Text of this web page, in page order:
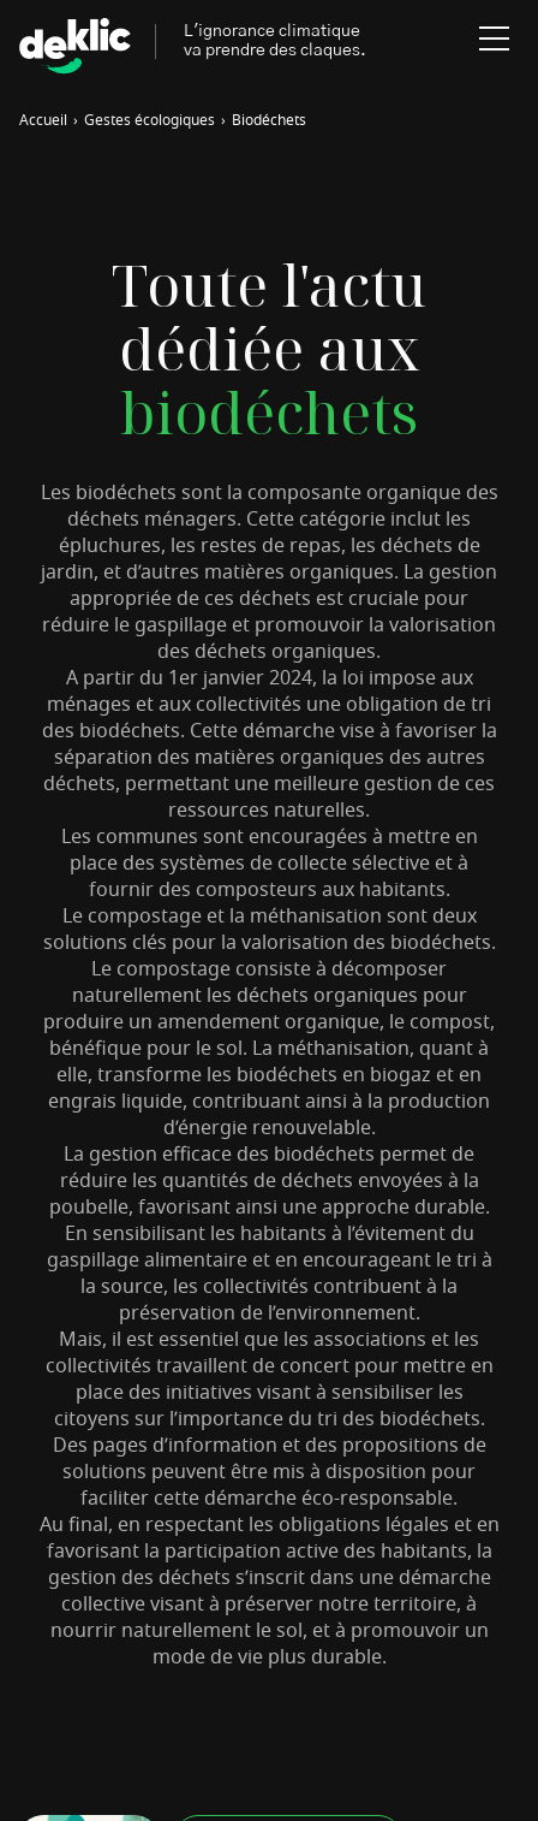
Accueil › Gestes écologiques › Biodéchets
Toute l'actu
dédiée aux
biodéchets
Les biodéchets sont la composante organique des
déchets ménagers. Cette catégorie inclut les
épluchures, les restes de repas, les déchets de
jardin, et d’autres matières organiques. La gestion
appropriée de ces déchets est cruciale pour
réduire le gaspillage et promouvoir la valorisation
des déchets organiques.
A partir du 1er janvier 2024, la loi impose aux
ménages et aux collectivités une obligation de tri
des biodéchets. Cette démarche vise à favoriser la
séparation des matières organiques des autres
déchets, permettant une meilleure gestion de ces
ressources naturelles.
Les communes sont encouragées à mettre en
place des systèmes de collecte sélective et à
fournir des composteurs aux habitants.
Le compostage et la méthanisation sont deux
solutions clés pour la valorisation des biodéchets.
Le compostage consiste à décomposer
naturellement les déchets organiques pour
produire un amendement organique, le compost,
bénéfique pour le sol. La méthanisation, quant à
elle, transforme les biodéchets en biogaz et en
engrais liquide, contribuant ainsi à la production
d’énergie renouvelable.
La gestion efficace des biodéchets permet de
réduire les quantités de déchets envoyées à la
poubelle, favorisant ainsi une approche durable.
En sensibilisant les habitants à l’évitement du
gaspillage alimentaire et en encourageant le tri à
la source, les collectivités contribuent à la
préservation de l’environnement.
Mais, il est essentiel que les associations et les
collectivités travaillent de concert pour mettre en
place des initiatives visant à sensibiliser les
citoyens sur l’importance du tri des biodéchets.
Des pages d’information et des propositions de
solutions peuvent être mis à disposition pour
faciliter cette démarche éco-responsable.
Au final, en respectant les obligations légales et en
favorisant la participation active des habitants, la
gestion des déchets s’inscrit dans une démarche
collective visant à préserver notre territoire, à
nourrir naturellement le sol, et à promouvoir un
mode de vie plus durable.
L'ignorance climatique
va prendre des claques.
Aides, bons plans & cie
Énergies renouvelables
Mobilités durables
Inspiré.es inspirant.es
S’abonner à la newsletter
Les mots clés les plus
recherchés sur Deklic
Transition Écologique deklic kids
interview Volte-face influenceur.se